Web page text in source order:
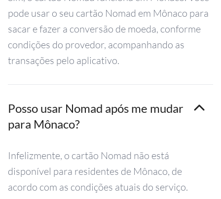
pode usar o seu cartão Nomad em Mônaco para
sacar e fazer a conversão de moeda, conforme
condições do provedor, acompanhando as
transações pelo aplicativo.
Posso usar Nomad após me mudar
para Mônaco?
Infelizmente, o cartão Nomad não está
disponível para residentes de Mônaco, de
acordo com as condições atuais do serviço.